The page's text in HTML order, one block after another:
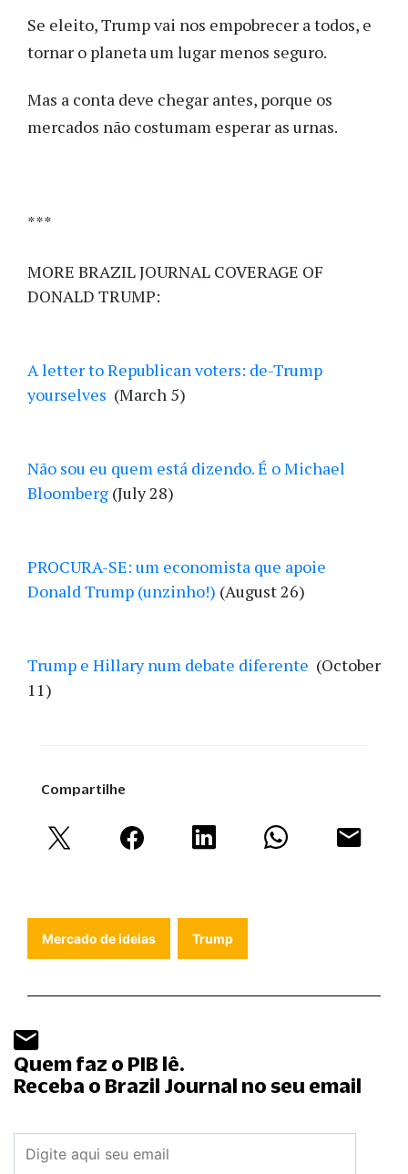
Se eleito, Trump vai nos empobrecer a todos, e
tornar o planeta um lugar menos seguro.
Mas a conta deve chegar antes, porque os
mercados não costumam esperar as urnas.
***
MORE BRAZIL JOURNAL COVERAGE OF
DONALD TRUMP:
A letter to Republican voters: de-Trump
yourselves (March 5)
Não sou eu quem está dizendo. É o Michael
Bloomberg (July 28)
PROCURA-SE: um economista que apoie
Donald Trump (unzinho!) (August 26)
Trump e Hillary num debate diferente (October
11)
Compartilhe
Mercado de ideias Trump
Quem faz o PIB lê.
Receba o Brazil Journal no seu email